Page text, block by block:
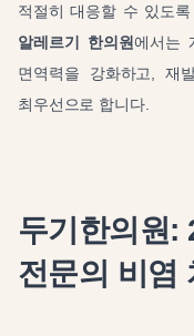
적절히 대응할 수 있도
알레르기 한의원에서는
면역력을 강화하고, 재
최우선으로 합니다.
두기한의원:
전문의 비염